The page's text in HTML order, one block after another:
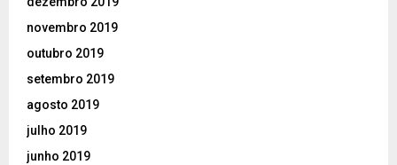
novembro 2019
outubro 2019
setembro 2019
agosto 2019
julho 2019
junho 2019